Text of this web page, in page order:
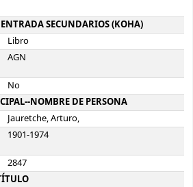
SECUNDARIOS (KOHA)
Libro
AGN
No
NOMBRE DE PERSONA
Jauretche, Arturo,
1901-1974
2847